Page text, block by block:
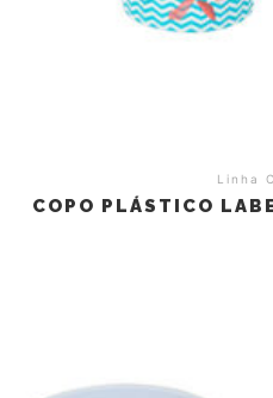
Linha
COPO PLÁSTICO